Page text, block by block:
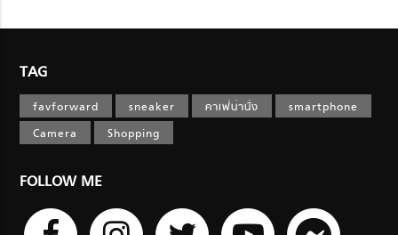
TAG
favforward sneaker คาเฟ่น่านั่ง
smartphone
Camera
Shopping
FOLLOW ME